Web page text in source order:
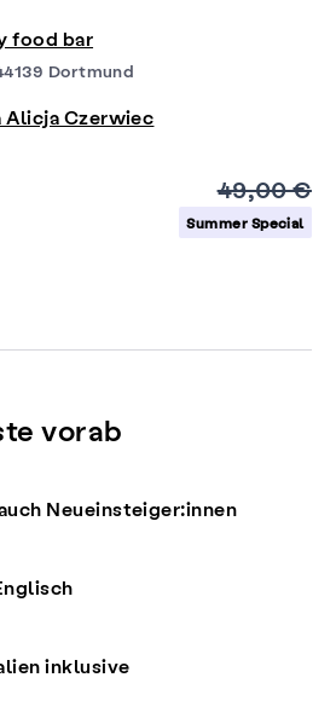
food bar
Dortmund
Alicja Czerwiec
49,00 €
Summer Special
vorab
Neueinsteiger:innen
inklusive